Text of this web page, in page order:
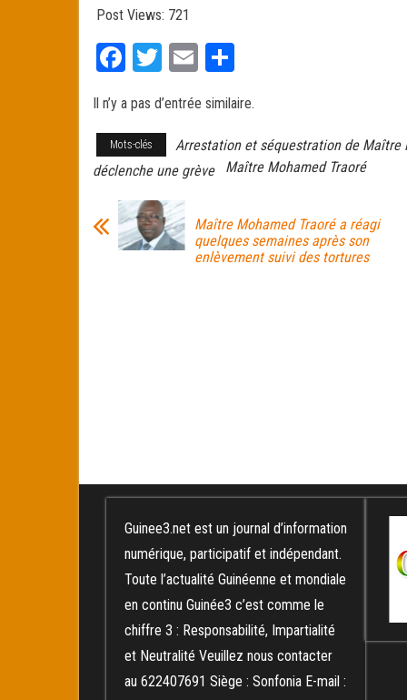
Post Views: 721
Fa
bo
ok
T
tt
er
E
ail ag
er
Il n’y a pas d’entrée similaire.
Mots-clés Arrestation et séquestration de Maître
déclenche une grève
Maître Mohamed Traoré
Maître Mohamed Traoré a réagi
quelques semaines après son
enlèvement suivi des tortures
Guinee3.net est un journal d’information
numérique, participatif et indépendant.
Toute l’actualité Guinéenne et mondiale
en continu Guinée3 c’est comme le
chiffre 3 : Responsabilité, Impartialité
et Neutralité Veuillez nous contacter
au 622407691 Siège : Sonfonia E-mail :